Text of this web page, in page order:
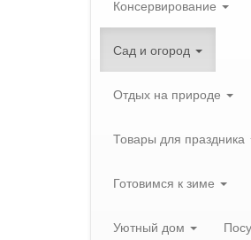
Консервирование
Сад и огород
Отдых на природе
Товары для праздника
Готовимся к зиме
Уютный дом